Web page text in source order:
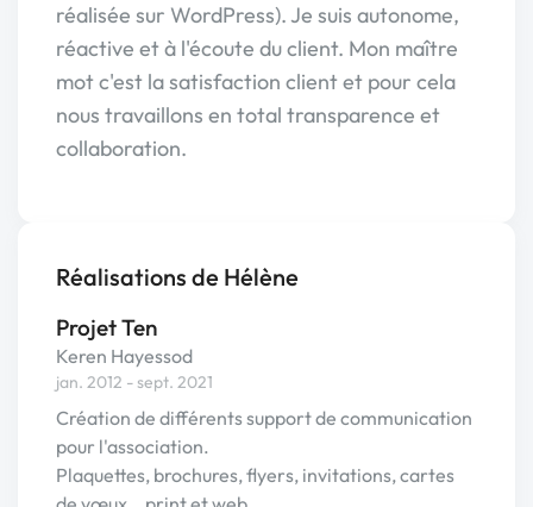
réalisée sur WordPress). Je suis autonome,
réactive et à l'écoute du client. Mon maître
mot c'est la satisfaction client et pour cela
nous travaillons en total transparence et
collaboration.
Réalisations de Hélène
Projet Ten
Keren Hayessod
jan. 2012 - sept. 2021
Création de différents support de communication
pour l'association.
Plaquettes, brochures, flyers, invitations, cartes